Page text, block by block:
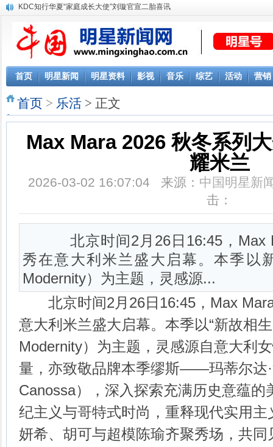
KDC知行华夏“家庭成长大使”刘璇官宣二胎喜讯
首页 明星新闻 明星资料 影视 音乐 综艺 活动 营销
首页 > 乐活 > 正文
Max Mara 2026 秋冬系列
耀米兰
2026-03-02 16:07:04 来源： 中国明星新
击：
北京时间2月26日16:45，Max
秀在意大利米兰盛大启幕。本季以
Modernity）为主题，灵感源...
北京时间2月26日16:45，Max
意大利米兰盛大启幕。本季以“新故相
Modernity）为主题，灵感源自意大利
量，亦致敬品牌本季缪斯——玛蒂尔达·
Canossa），深入探索充满历史意蕴的
纪主义与哥特式时尚，重释现代实用
妍希、胡可与超模陈瑜齐聚秀场，共